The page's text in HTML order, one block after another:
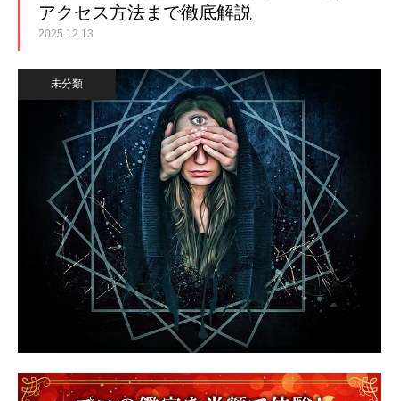
アクセス方法まで徹底解説
2025.12.13
未分類